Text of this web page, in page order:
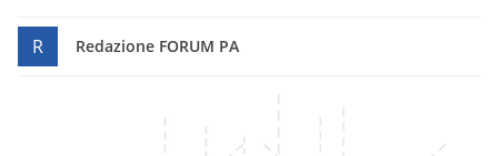
R Redazione FORUM PA